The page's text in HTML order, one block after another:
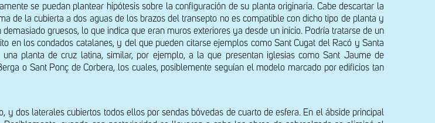
se puedan plantear hipótesis sobre la configuración de su planta originaria. Cabe descartar la
de la cubierta a dos aguas de los brazos del transepto no es compatible con dicho tipo de planta y
gruesos, lo que indica que eran muros exteriores ya desde un inicio. Podría tratarse de un
en los condados catalanes, y del que pueden citarse ejemplos como Sant Cugat del Racó y Santa
planta de cruz latina, similar, por ejemplo, a la que presentan iglesias como Sant Jaume de
o Sant Ponç de Corbera, los cuales, posiblemente seguían el modelo marcado por edificios tan
dos laterales cubiertos todos ellos por sendas bóvedas de cuarto de esfera. En el ábside principal